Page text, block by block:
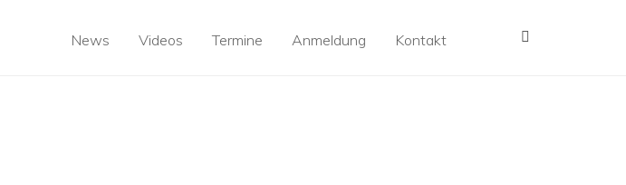
News Videos Termine Anmeldung Kontakt